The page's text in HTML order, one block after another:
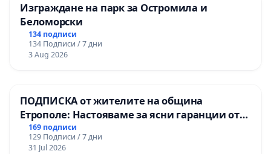
Изграждане на парк за Остромила и
Беломорски
134 подписи
134 Подписи / 7 дни
3 Aug 2026
ПОДПИСКА от жителите на община
Етрополе: Настояваме за ясни гаранции от
“Елаците-МЕД” АД и от държавата, че ще се
изпълнят всички екологични норми!
169 подписи
129 Подписи / 7 дни
31 Jul 2026